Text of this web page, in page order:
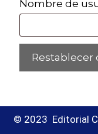
Nombre de
Restablecer
© 2023 Editorial